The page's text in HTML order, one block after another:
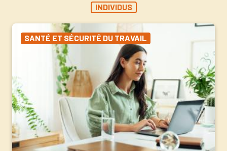
INDIVIDUS
SANTÉ ET SÉCURITÉ DU TRAVAIL